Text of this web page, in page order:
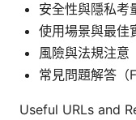
安全性與隱私考
使用場景與最佳
風險與法規注意
常見問題解答（
Useful URLs and